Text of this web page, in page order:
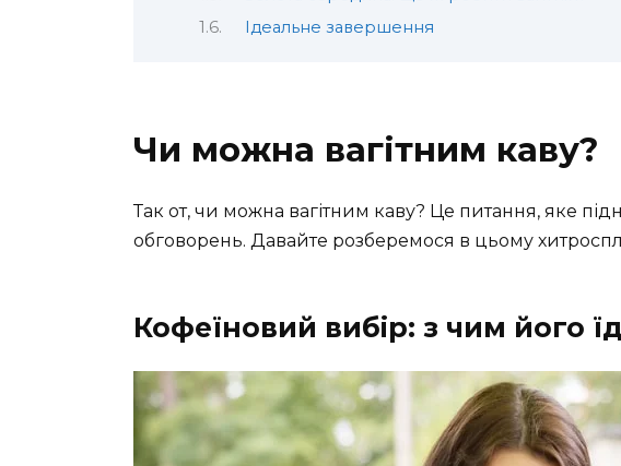
Ідеальне завершення
Чи можна вагітним каву?
Так от, чи можна вагітним каву? Це питання, яке
обговорень. Давайте розберемося в цьому
Кофеїновий вибір: з чим його